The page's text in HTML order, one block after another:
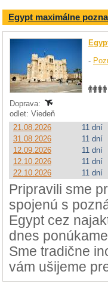
Egypt maximálne
-
Doprava:
odlet: Viedeň
21.08.2026
11 dní
31.08.2026
11 dní
12.09.2026
11 dní
12.10.2026
11 dní
22.10.2026
11 dní
Pripravili sme
spojenú s
Egypt cez
dnes
Sme tradične
vám ušijeme